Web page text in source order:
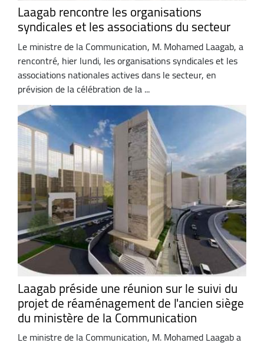
Laagab rencontre les organisations
syndicales et les associations du secteur
Le ministre de la Communication, M. Mohamed Laagab, a
rencontré, hier lundi, les organisations syndicales et les
associations nationales actives dans le secteur, en
prévision de la célébration de la ...
Laagab préside une réunion sur le suivi du
projet de réaménagement de l'ancien siège
du ministère de la Communication
Le ministre de la Communication, M. Mohamed Laagab a